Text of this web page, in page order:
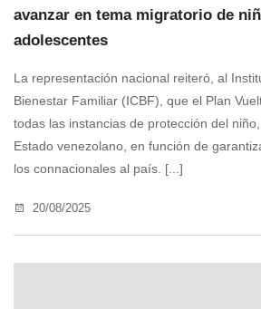
avanzar en tema migratorio de
adolescentes
La representación nacional reiteró, al
Bienestar Familiar (ICBF), que el Plan
todas las instancias de protección del
Estado venezolano, en función de
los connacionales al país. [...]
20/08/2025